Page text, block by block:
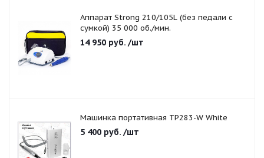
Аппарат Strong 210/105L (без педали с
сумкой) 35 000 об./мин.
14 950 руб. /шт
Машинка портативная TP283-W White
5 400 руб. /шт